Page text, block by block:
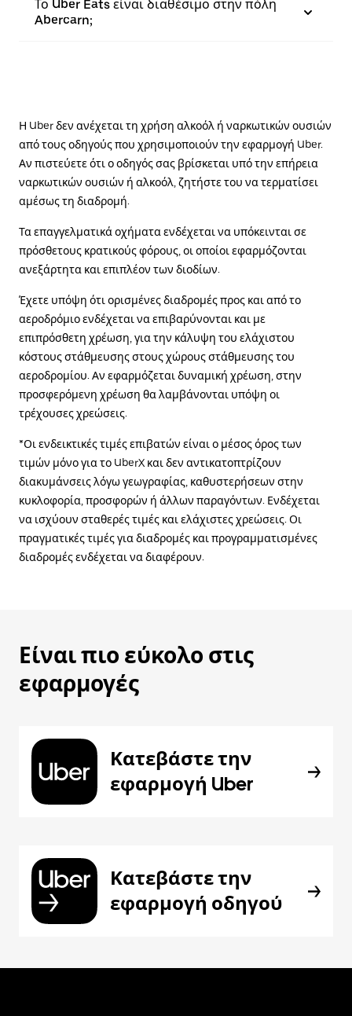
Το Uber Eats είναι διαθέσιμο στην πόλη
Abercarn;
Η Uber δεν ανέχεται τη χρήση αλκοόλ ή ναρκωτικών ουσιών
από τους οδηγούς που χρησιμοποιούν την εφαρμογή Uber.
Αν πιστεύετε ότι ο οδηγός σας βρίσκεται υπό την επήρεια
ναρκωτικών ουσιών ή αλκοόλ, ζητήστε του να τερματίσει
αμέσως τη διαδρομή.
Τα επαγγελματικά οχήματα ενδέχεται να υπόκεινται σε
πρόσθετους κρατικούς φόρους, οι οποίοι εφαρμόζονται
ανεξάρτητα και επιπλέον των διοδίων.
Έχετε υπόψη ότι ορισμένες διαδρομές προς και από το
αεροδρόμιο ενδέχεται να επιβαρύνονται και με
επιπρόσθετη χρέωση, για την κάλυψη του ελάχιστου
κόστους στάθμευσης στους χώρους στάθμευσης του
αεροδρομίου. Αν εφαρμόζεται δυναμική χρέωση, στην
προσφερόμενη χρέωση θα λαμβάνονται υπόψη οι
τρέχουσες χρεώσεις.
*Οι ενδεικτικές τιμές επιβατών είναι ο μέσος όρος των
τιμών μόνο για το UberX και δεν αντικατοπτρίζουν
διακυμάνσεις λόγω γεωγραφίας, καθυστερήσεων στην
κυκλοφορία, προσφορών ή άλλων παραγόντων. Ενδέχεται
να ισχύουν σταθερές τιμές και ελάχιστες χρεώσεις. Οι
πραγματικές τιμές για διαδρομές και προγραμματισμένες
διαδρομές ενδέχεται να διαφέρουν.
Είναι πιο εύκολο στις
εφαρμογές
Κατεβάστε την
εφαρμογή Uber
Κατεβάστε την
εφαρμογή οδηγού